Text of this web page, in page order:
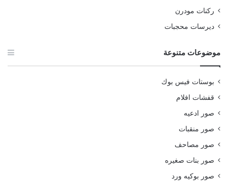
ركنات مودرن
ديرسات محجبات
موضوعات متنوعة
بوستات فيس بوك
قفشات افلام
صور ادعيه
صور منقبات
صور مصاحف
صور بنات صغيره
صور بوكيه ورد